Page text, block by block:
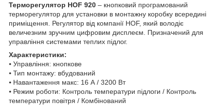
Терморегулятор HOF 920 – кнопковий програмований
терморегулятор для установки в монтажну коробку всередині
приміщення. Регулятор від компанії HOF, який володіє
величезним зручним цифровим дисплеєм. Призначений для
управління системами теплих підлог.
Характеристики:
⦁ Управління: кнопкове
⦁ Тип монтажу: вбудований
⦁ Навантаження макс: 16 А / 3200 Вт
⦁ Режим роботи: Контроль температури підлоги / Контроль
температури повітря / Комбінований